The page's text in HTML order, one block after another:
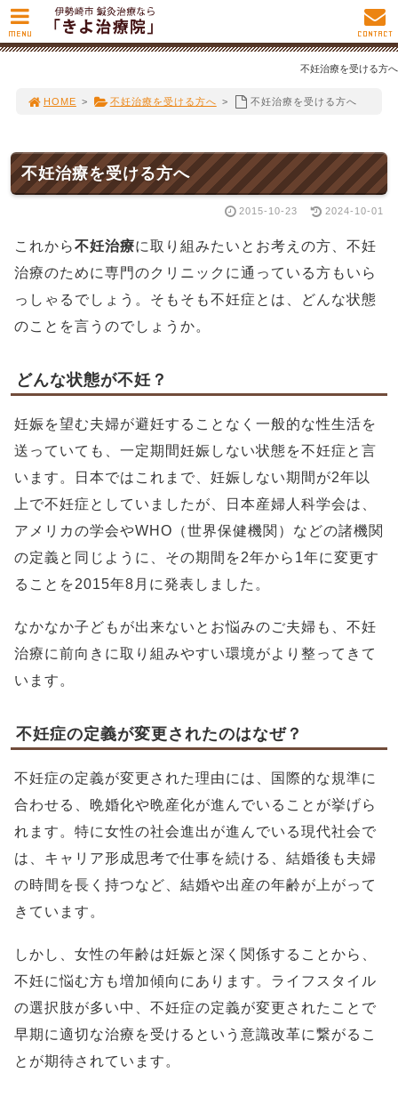
不妊治療を受ける方へ
HOME > 不妊治療を受ける方へ > 不妊治療を受ける方へ
不妊治療を受ける方へ
2015-10-23 2024-10-01
これから不妊治療に取り組みたいとお考えの方、不妊
治療のために専門のクリニックに通っている方もいら
っしゃるでしょう。そもそも不妊症とは、どんな状態
のことを言うのでしょうか。
どんな状態が不妊？
妊娠を望む夫婦が避妊することなく一般的な性生活を
送っていても、一定期間妊娠しない状態を不妊症と言
います。日本ではこれまで、妊娠しない期間が2年以
上で不妊症としていましたが、日本産婦人科学会は、
アメリカの学会やWHO（世界保健機関）などの諸機関
の定義と同じように、その期間を2年から1年に変更す
ることを2015年8月に発表しました。
なかなか子どもが出来ないとお悩みのご夫婦も、不妊
治療に前向きに取り組みやすい環境がより整ってきて
います。
不妊症の定義が変更されたのはなぜ？
不妊症の定義が変更された理由には、国際的な規準に
合わせる、晩婚化や晩産化が進んでいることが挙げら
れます。特に女性の社会進出が進んでいる現代社会で
は、キャリア形成思考で仕事を続ける、結婚後も夫婦
の時間を長く持つなど、結婚や出産の年齢が上がって
きています。
しかし、女性の年齢は妊娠と深く関係することから、
不妊に悩む方も増加傾向にあります。ライフスタイル
の選択肢が多い中、不妊症の定義が変更されたことで
早期に適切な治療を受けるという意識改革に繋がるこ
とが期待されています。
MENU CONTACT